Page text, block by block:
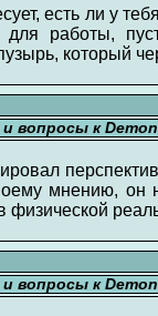
есть ли у
работы,
который
вопросы к
мнению, он
физической
вопросы к